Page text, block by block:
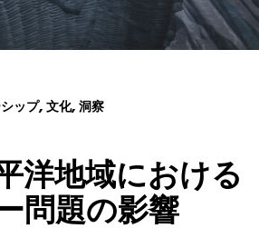
ップ, 文化, 洞察
洋地域における
問題の影響